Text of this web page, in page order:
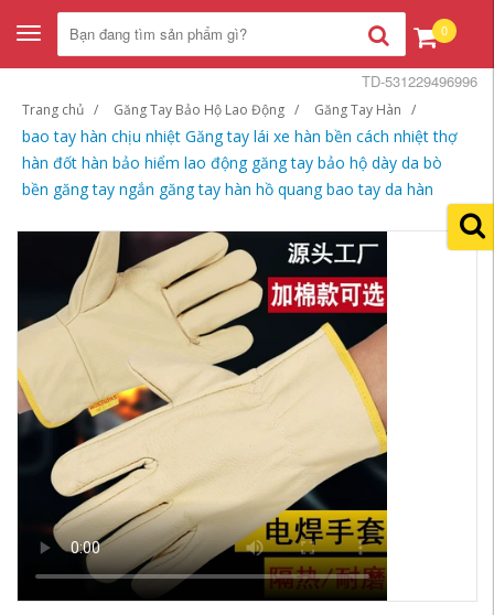
Toggle
navigation
0
Trang chủ Găng Tay Bảo Hộ Lao Động Găng Tay Hàn
bao tay hàn chịu nhiệt Găng tay lái xe hàn bền cách nhiệt thợ
hàn đốt hàn bảo hiểm lao động găng tay bảo hộ dày da bò
bền găng tay ngắn găng tay hàn hồ quang bao tay da hàn
TD-531229496996